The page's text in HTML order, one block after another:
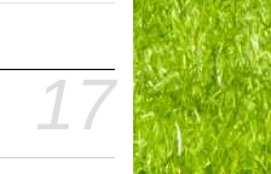
17